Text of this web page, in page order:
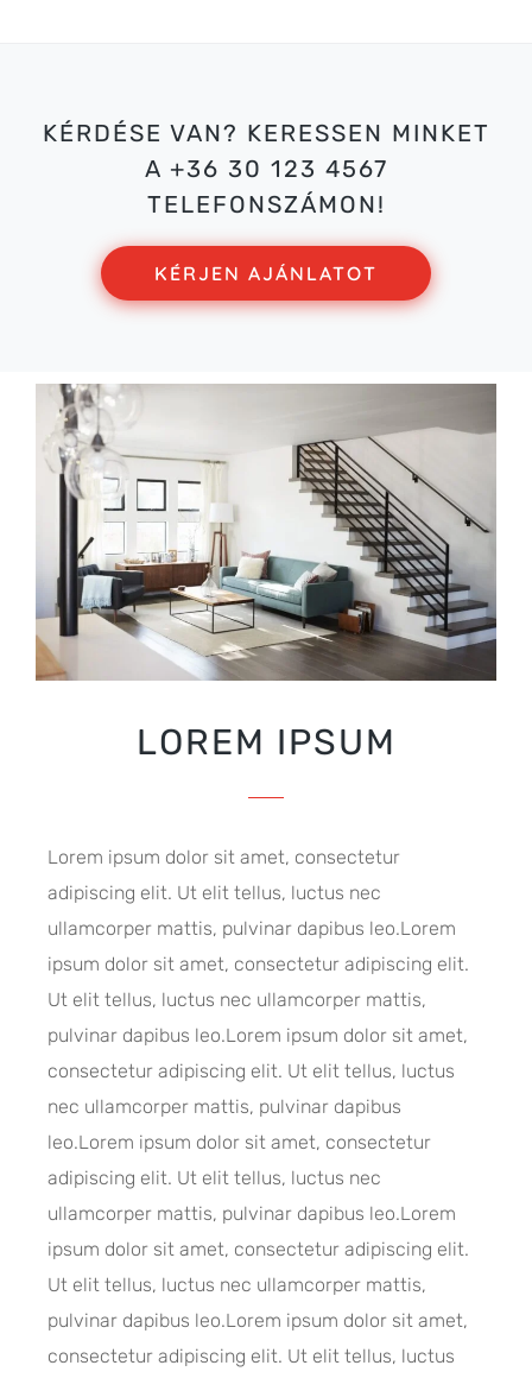
KÉRDÉSE VAN? KERESSEN MINKET
A +36 30 123 4567
TELEFONSZÁMON!
KÉRJEN AJÁNLATOT
LOREM IPSUM
Lorem ipsum dolor sit amet, consectetur
adipiscing elit. Ut elit tellus, luctus nec
ullamcorper mattis, pulvinar dapibus leo.Lorem
ipsum dolor sit amet, consectetur adipiscing elit.
Ut elit tellus, luctus nec ullamcorper mattis,
pulvinar dapibus leo.Lorem ipsum dolor sit amet,
consectetur adipiscing elit. Ut elit tellus, luctus
nec ullamcorper mattis, pulvinar dapibus
leo.Lorem ipsum dolor sit amet, consectetur
adipiscing elit. Ut elit tellus, luctus nec
ullamcorper mattis, pulvinar dapibus leo.Lorem
ipsum dolor sit amet, consectetur adipiscing elit.
Ut elit tellus, luctus nec ullamcorper mattis,
pulvinar dapibus leo.Lorem ipsum dolor sit amet,
consectetur adipiscing elit. Ut elit tellus, luctus